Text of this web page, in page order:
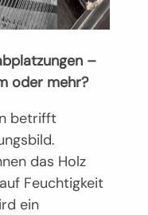
–
oder mehr?
betrifft
das Holz
Feuchtigkeit
ein